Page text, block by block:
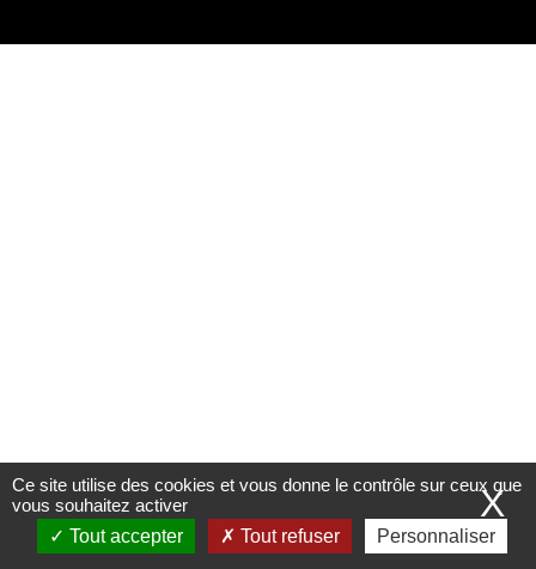
X
Ce site utilise des cookies et vous donne le contrôle sur ceux que
vous souhaitez activer
Tout accepter
Tout refuser Personnaliser